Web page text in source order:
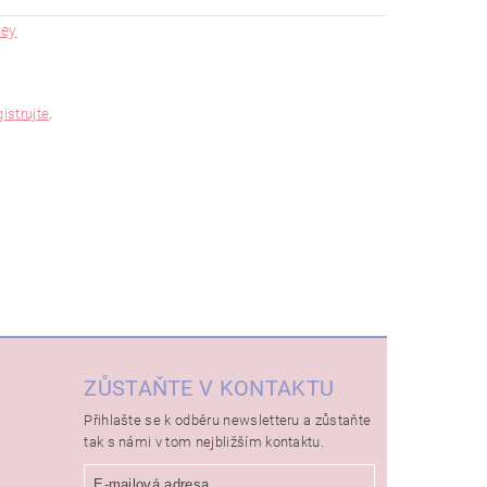
ZŮSTAŇTE V KONTAKTU
Přihlašte se k odběru newsletteru a zůstaňte
tak s námi v tom nejbližším kontaktu.